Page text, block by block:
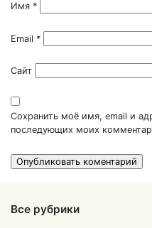
Имя *
Email *
Сайт
Сохранить моё имя, email и
последующих моих
Все рубрики